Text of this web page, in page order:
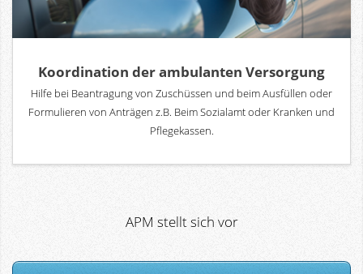
Koordination der ambulanten Versorgung
Hilfe bei Beantragung von Zuschüssen und beim Ausfüllen oder
Formulieren von Anträgen z.B. Beim Sozialamt oder Kranken und
Pflegekassen.
APM stellt sich vor